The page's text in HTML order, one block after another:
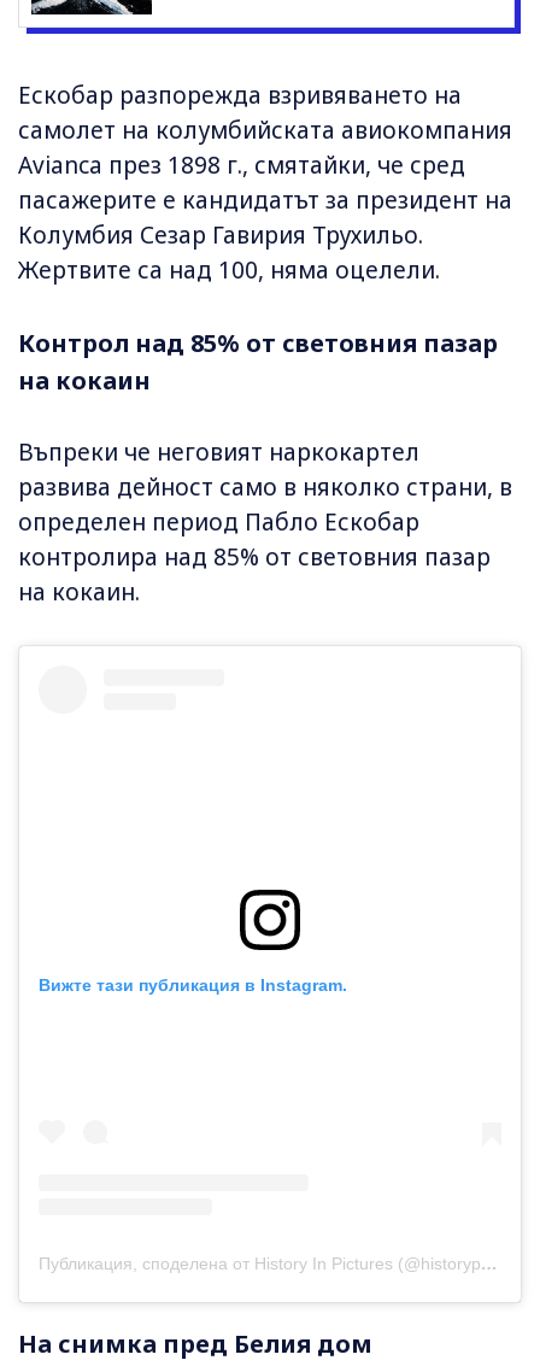
Ескобар разпорежда взривяването на
самолет на колумбийската авиокомпания
Avianca през 1898 г., смятайки, че сред
пасажерите е кандидатът за президент на
Колумбия Сезар Гавирия Трухильо.
Жертвите са над 100, няма оцелели.
Контрол над 85% от световния пазар
на кокаин
Въпреки че неговият наркокартел
развива дейност само в няколко страни, в
определен период Пабло Ескобар
контролира над 85% от световния пазар
на кокаин.
Вижте тази публикация в Instagram.
Публикация, споделена от History In Pictures (@historyphotographed)
На снимка пред Белия дом